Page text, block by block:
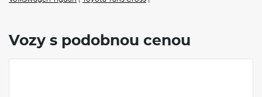
Vozy s podobnou cenou